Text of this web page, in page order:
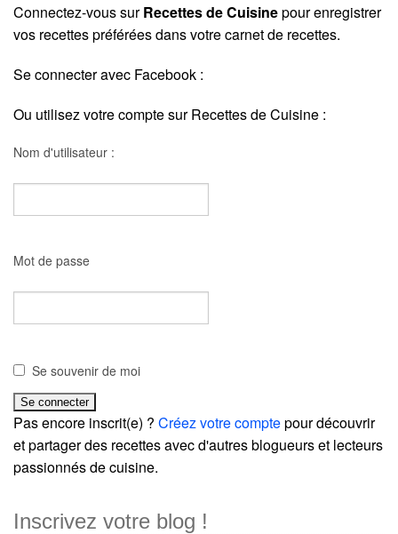
Connectez-vous surRecettes de Cuisinepour enregistrer
vos recettes préférées dans votre carnet de recettes.
Se connecter avec Facebook :
Ou utilisez votre compte sur Recettes de Cuisine :
Nom d'utilisateur :
Mot de passe
Se souvenir de moi
Pas encore inscrit(e) ? Créez votre comptepour découvrir
et partager des recettes avec d'autres blogueurs et lecteurs
passionnés de cuisine.
Inscrivez votre blog !